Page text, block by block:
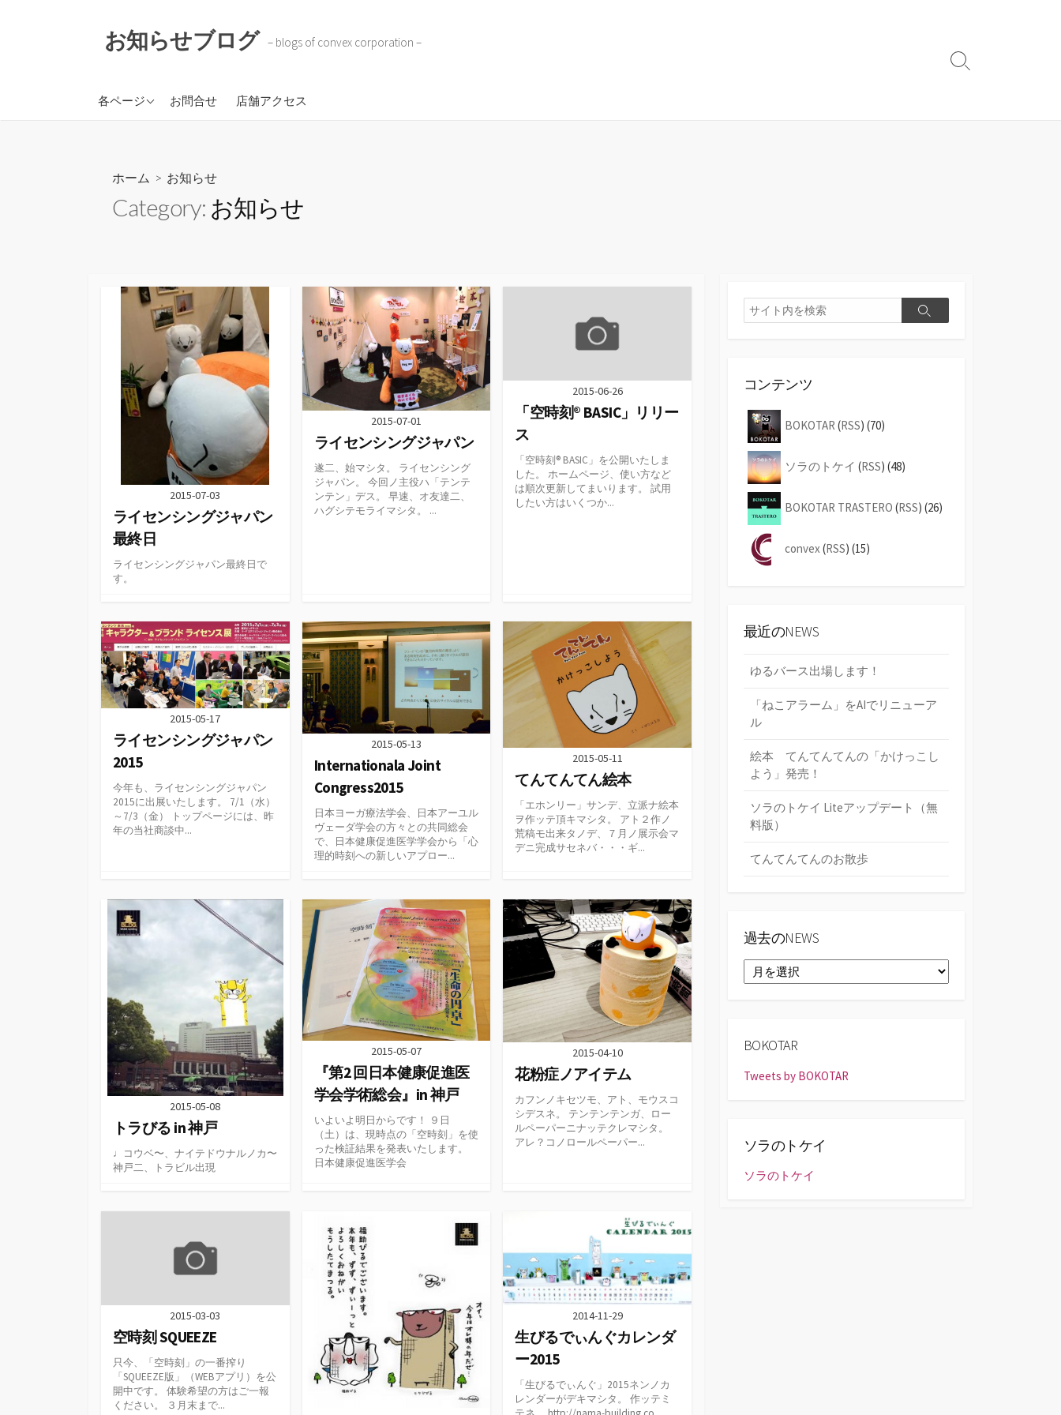
お知らせブログ – blogs of convex corporation –
各ページ
株式会社コンベックスコ
ソラのトケイ
お問合せ 店舗アクセス
検
ホーム > お知らせ
Category: お知らせ
2015-07-03
ライセンシングジャパン
最終日
ライセンシングジャパン最終日で
す。
2015-07-01
ライセンシングジャパン
遂二、始マシタ。 ライセンシング
ジャパン。 今回ノ主役ハ「テンテ
ンテン」デス。 早速、オ友達二、
ハグシテモライマシタ。 ...
2015-06-26
「空時刻® BASIC」リリー
ス
「空時刻® BASIC」を公開いたしま
した。 ホームページ、使い方など
は順次更新してまいります。 試用
したい方はいくつか...
2015-05-17
ライセンシングジャパン
2015
今年も、ライセンシングジャパン
2015に出展いたします。 7/1（水）
～7/3（金） トップページには、昨
年の当社商談中...
2015-05-13
Internationala Joint
Congress2015
日本ヨーガ療法学会、日本アーユル
ヴェーダ学会の方々との共同総会
で、日本健康促進医学学会から「心
理的時刻への新しいアプロー...
2015-05-11
てんてんてん絵本
「エホンリー」サンデ、立派ナ絵本
ヲ作ッテ頂キマシタ。 アト２作ノ
荒稿モ出来タノデ、７月ノ展示会マ
デニ完成サセネバ・・・ギ...
2015-05-08
トラびる in 神戸
♩コウベ〜、ナイテドウナルノカ〜
神戸二、トラビル出現
2015-05-07
『第2 回日本健康促進医
学会学術総会』in 神戸
いよいよ明日からです！ ９日
（土）は、現時点の「空時刻」を使
った検証結果を発表いたします。
日本健康促進医学会
2015-04-10
花粉症ノアイテム
カフンノキセツモ、アト、モウスコ
シデスネ。 テンテンテンガ、ロー
ルペーパーニナッテクレマシタ。
アレ？コノロールペーパー...
2015-03-03
空時刻 SQUEEZE
只今、「空時刻」の一番搾り
「SQUEEZE版」（WEBアプリ）を公
開中です。 体験希望の方はご一報
ください。 ３月末まで...
2014-11-29
生びるでぃんぐカレンダ
ー2015
「生びるでぃんぐ」2015ネンノカ
レンダーがデキマシタ。 作ッテミ
検
索
検
コンテンツ
BOKOTAR (RSS) (70)
ソラのトケイ (RSS) (48)
BOKOTAR TRASTERO (RSS) (26)
convex(RSS) (15)
最近のNEWS
ゆるバース出場します！
「ねこアラーム」をAIでリニューア
ル
絵本 てんてんてんの「かけっこし
よう」発売！
ソラのトケイ Liteアップデート（無
料版）
てんてんてんのお散歩
過去のNEWS
去
BOKOTAR
Tweets by BOKOTAR
ソラのトケイ
ソラのトケイ